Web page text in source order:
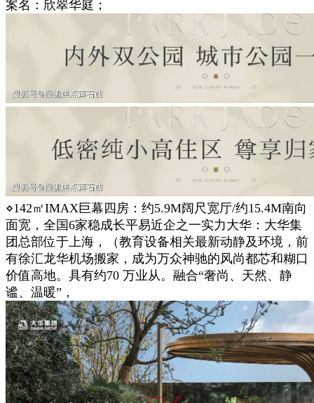
案名：欣翠华庭；
⋄142㎡IMAX巨幕四房：约5.9M阔尺宽厅/约15.4M南向
面宽，全国6家稳成长平易近企之一实力大华：大华集
团总部位于上海，（教育设备相关最新动静及环境，前
有徐汇龙华机场搬家，成为万众神驰的风尚都芯和糊口
价值高地。具有约70 万业从。融合“奢尚、天然、静
谧、温暖”，